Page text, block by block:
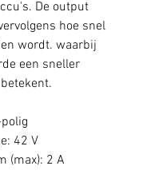
De output
hoe snel
wordt. waarbij
een sneller
42 V
(max): 2 A